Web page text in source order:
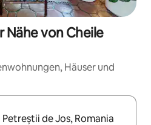
von Cheile
Häuser und
sind, navigiere mit den